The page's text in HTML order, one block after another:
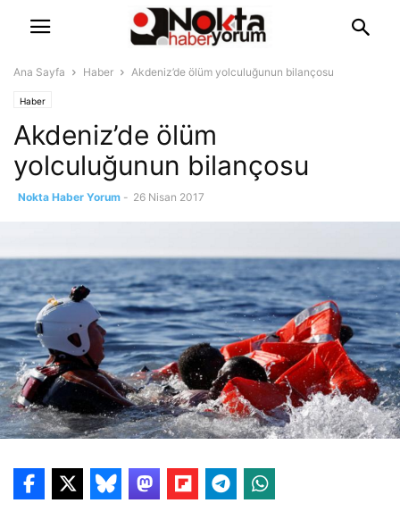
Ana Sayfa Haber Akdeniz’de ölüm yolculuğunun bilançosu
Haber
Akdeniz’de ölüm
yolculuğunun bilançosu
Nokta Haber Yorum - 26 Nisan 2017